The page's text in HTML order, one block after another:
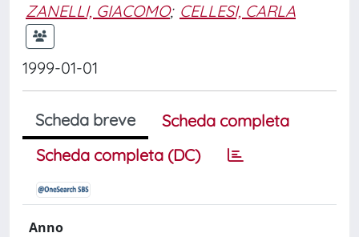
ZANELLI, GIACOMO; CELLESI, CARLA
1999-01-01
Scheda breve
Scheda completa
Scheda completa (DC)
Anno